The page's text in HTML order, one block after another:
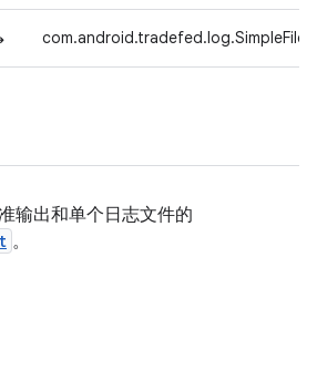
输出和单个日志文件的
。